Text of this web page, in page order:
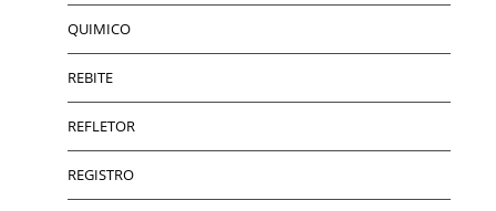
QUIMICO
REBITE
REFLETOR
REGISTRO